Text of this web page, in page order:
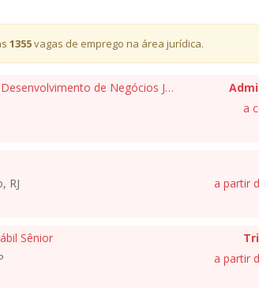
1355vagas de emprego na área jurídica.
Consultor de Desenvolvimento de Negócios Jurídicos
a
RJ
a partir
Sênior
a partir